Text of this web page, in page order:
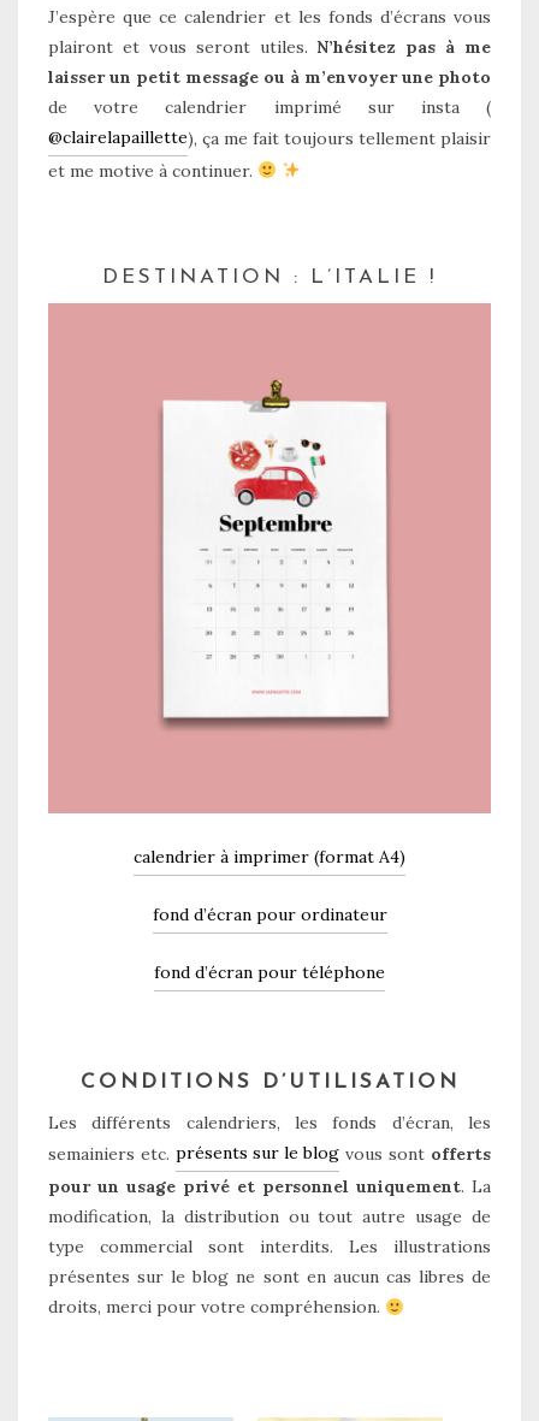
J’espère que ce calendrier et les fonds d’écrans vous
plairont et vous seront utiles.N’hésitez pas à me
laisser un petit message ou à m’envoyer une photo
de votre calendrier imprimé sur insta (
@clairelapaillette), ça me fait toujours tellement plaisir
et me motive à continuer.
DESTINATION : L’ITALIE !
calendrier à imprimer (format A4)
fond d’écran pour ordinateur
fond d’écran pour téléphone
CONDITIONS D’UTILISATION
Les différents calendriers, les fonds d’écran, les
semainiers etc. présents sur le blog vous sont offerts
pour un usage privé et personnel uniquement. La
modification, la distribution ou tout autre usage de
type commercial sont interdits. Les illustrations
présentes sur le blog ne sont en aucun cas libres de
droits, merci pour votre compréhension.